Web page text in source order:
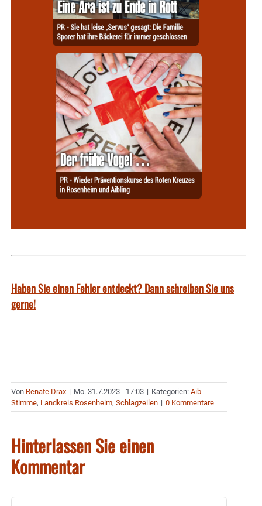
Haben Sie einen Fehler entdeckt? Dann schreiben Sie uns
gerne!
Von Renate Drax | Mo. 31.7.2023 - 17:03 | Kategorien: Aib-
Stimme, Landkreis Rosenheim, Schlagzeilen | 0 Kommentare
Hinterlassen Sie einen
Kommentar